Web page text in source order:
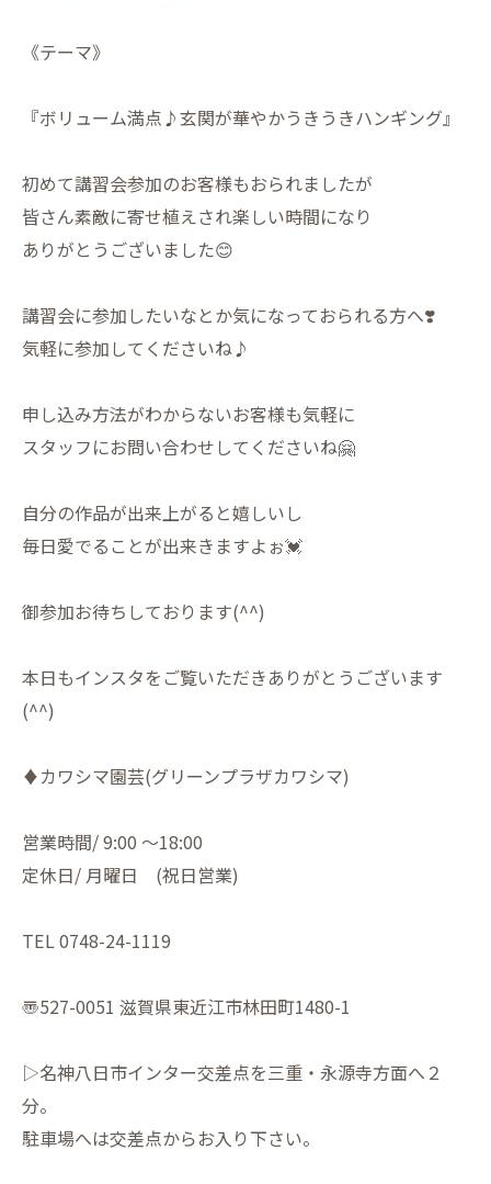
《テーマ》
『ボリューム満点♪玄関が華やかうきうきハンギング』
初めて講習会参加のお客様もおられましたが
皆さん素敵に寄せ植えされ楽しい時間になり
ありがとうございました😊
講習会に参加したいなとか気になっておられる方へ❣️
気軽に参加してくださいね♪
申し込み方法がわからないお客様も気軽に
スタッフにお問い合わせしてくださいね🤗
自分の作品が出来上がると嬉しいし
毎日愛でることが出来きますよぉ💓
御参加お待ちしております(^^)
本日もインスタをご覧いただきありがとうございます
(^^)
♦︎カワシマ園芸(グリーンプラザカワシマ)
営業時間/ 9:00 〜18:00
定休日/ 月曜日 (祝日営業)
TEL 0748-24-1119
〠527-0051 滋賀県東近江市林田町1480-1
▷名神八日市インター交差点を三重・永源寺方面へ２
分。
駐車場へは交差点からお入り下さい。